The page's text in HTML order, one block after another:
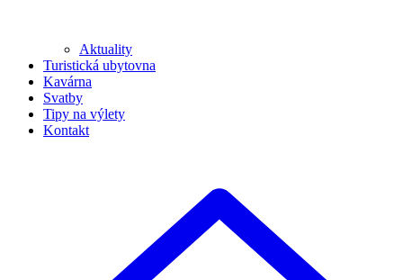
Aktuality
Turistická ubytovna
Kavárna
Svatby
Tipy na výlety
Kontakt